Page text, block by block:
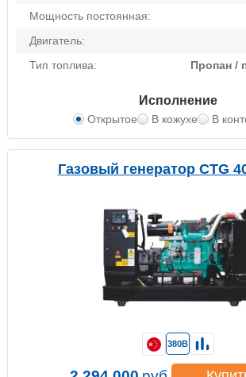
Мощность постоянная:
Двигатель:
Тип топлива:
Пропан /
Исполнение
Открытое В кожухе В
Газовый генератор CTG
380В